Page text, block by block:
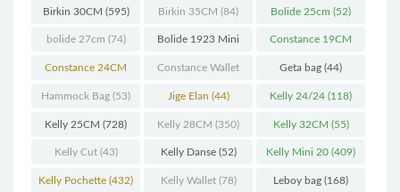
Birkin 30CM (595) Birkin 35CM (84) Bolide 25cm (52)
bolide 27cm (74) Bolide 1923 Mini
(93)
Constance 19CM
(571)
Constance 24CM
(216)
Constance Wallet
(60)
Geta bag (44)
Hammock Bag (53) Jige Elan (44) Kelly 24/24 (118)
Kelly 25CM (728) Kelly 28CM (350) Kelly 32CM (55)
Kelly Cut(43) Kelly Danse(52) Kelly Mini 20 (409)
Kelly Pochette (432) Kelly Wallet(78) Leboy bag (168)